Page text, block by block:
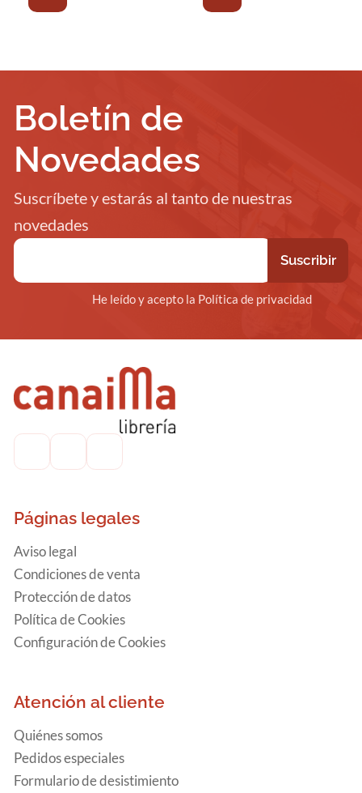
Boletín de
Novedades
Suscríbete y estarás al tanto de nuestras
novedades
He leído y acepto la Política de privacidad
Páginas legales
Aviso legal
Condiciones de venta
Protección de datos
Política de Cookies
Configuración de Cookies
Atención al cliente
Quiénes somos
Pedidos especiales
Formulario de desistimiento